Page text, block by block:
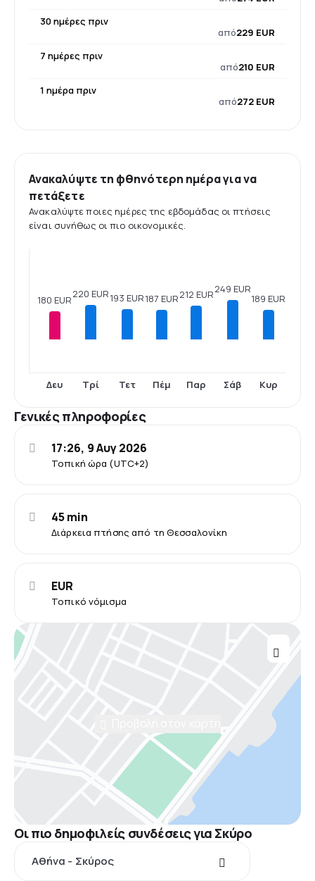
30 ημέρες πριν
από229 EUR
7 ημέρες πριν
από210 EUR
1 ημέρα πριν
από272 EUR
Ανακαλύψτε τη φθηνότερη ημέρα για να
πετάξετε
Ανακαλύψτε ποιες ημέρες της εβδομάδας οι πτήσεις
είναι συνήθως οι πιο οικονομικές.
180 EUR
Δευ
220 EUR
Τρί
193 EUR
Τετ
187 EUR
Πέμ
212 EUR
Παρ
249 EUR
Σάβ
189 EUR
Κυρ
Γενικές πληροφορίες
Τοπική ώρα (UTC+2)
17:26, 9 Αυγ 2026
Διάρκεια πτήσης από τη Θεσσαλονίκη
45 min
Τοπικό νόμισμα
EUR
Οι πιο δημοφιλείς συνδέσεις για Σκύρο
Αθήνα - Σκύρος